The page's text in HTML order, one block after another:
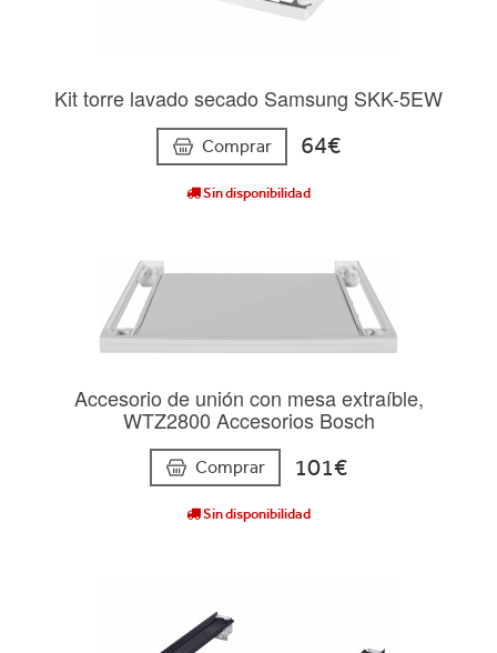
Kit torre lavado secado Samsung SKK-5EW
Comprar 64€
Sin disponibilidad
Accesorio de unión con mesa extraíble,
WTZ2800 Accesorios Bosch
Comprar 101€
Sin disponibilidad